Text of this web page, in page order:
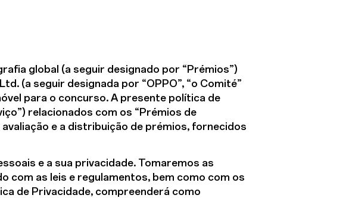
global (a seguir designado por “Prémios”)
(a seguir designada por “OPPO”, “o Comité”
para o concurso. A presente política de
relacionados com os “Prémios de
e a distribuição de prémios, fornecidos
e a sua privacidade. Tomaremos as
com as leis e regulamentos, bem como com os
de Privacidade, compreenderá como